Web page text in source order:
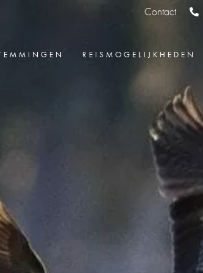
Contact
REISMOGELIJKHEDEN